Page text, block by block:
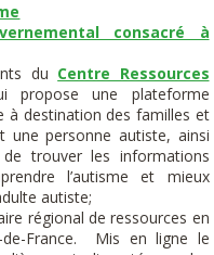
consacré à
du Centre Ressources
propose une plateforme
à destination des familles et
une personne autiste, ainsi
trouver les informations
l’autisme et mieux
autiste;
régional de ressources en
de-France. Mis en ligne le